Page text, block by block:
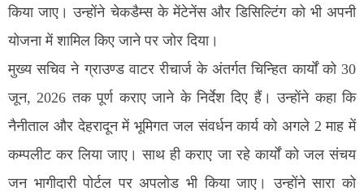
किया जाए। उन्होंने चेकडैम्स के मेंटेनेंस और डिसिल्टिंग को भी अपनी
योजना में शामिल किए जाने पर जोर दिया।
मुख्य सचिव ने ग्राउण्ड वाटर रीचार्ज के अंतर्गत चिन्हित कार्यों को 30
जून, 2026 तक पूर्ण कराए जाने के निर्देश दिए हैं। उन्होंने कहा कि
नैनीताल और देहरादून में भूमिगत जल संवर्धन कार्य को अगले 2 माह में
कम्पलीट कर लिया जाए। साथ ही कराए जा रहे कार्यों को जल संचय
जन भागीदारी पोर्टल पर अपलोड भी किया जाए। उन्होंने सारा को